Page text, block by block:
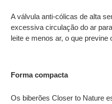
A válvula anti-cólicas de alta
excessiva circulação do ar
leite e menos ar, o que
Forma compacta
Os biberões Closer to Nature